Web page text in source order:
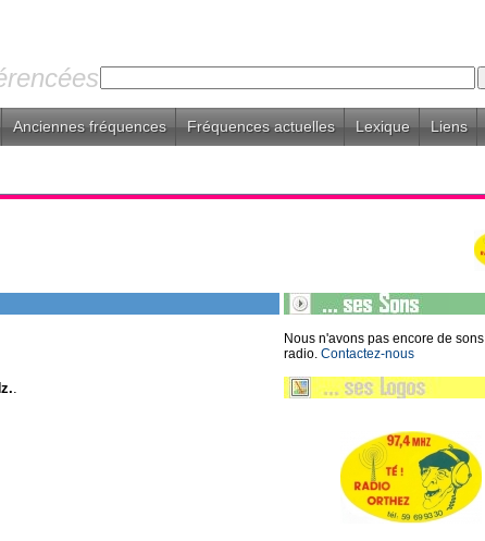
Anciennes fréquences Fréquences actuelles Lexique Liens
.
Nous n'avons pas encore de
radio. Contactez-nous